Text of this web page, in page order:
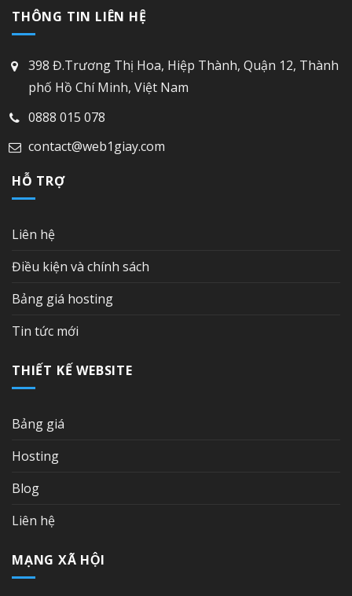
THÔNG TIN LIÊN HỆ
398 Đ.Trương Thị Hoa, Hiệp Thành, Quận 12, Thành
phố Hồ Chí Minh, Việt Nam
0888 015 078
contact@web1giay.com
HỖ TRỢ
Liên hệ
Điều kiện và chính sách
Bảng giá hosting
Tin tức mới
THIẾT KẾ WEBSITE
Bảng giá
Hosting
Blog
Liên hệ
MẠNG XÃ HỘI